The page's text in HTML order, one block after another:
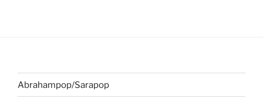
Abrahampop/Sarapop